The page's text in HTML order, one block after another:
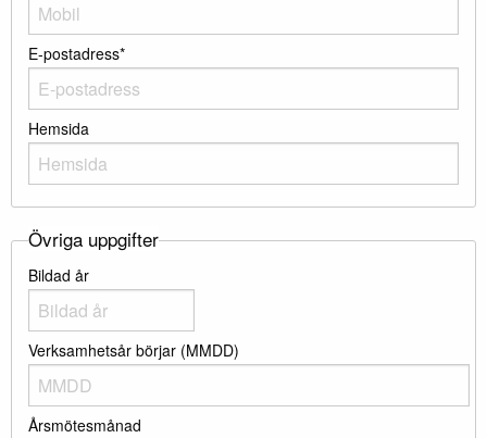
E-postadress*
Hemsida
Övriga uppgifter
Bildad år
Verksamhetsår börjar (MMDD)
Årsmötesmånad